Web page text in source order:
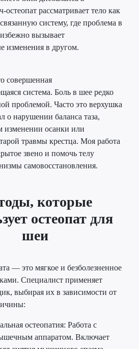
остеопат рассматривает тело как
систему, где проблема в
вызывает
изменения в другом.
совершенная
система. Боль в шее редко
проблемой. Часто это верхушка
о нарушении баланса таза,
изменении осанки или
травмы крестца. Моя работа
звено и помочь телу
самовосстановления.
которые
остеопат для
шеи
— это мягкое и безболезненное
Специалист применяет
выбирая их в зависимости от
остеопатия: Работа с
аппаратом. Включает